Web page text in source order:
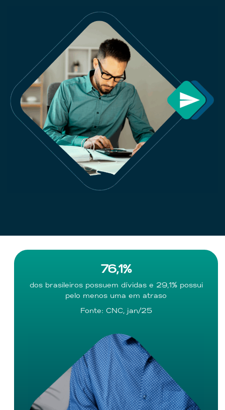
76,1%
dos brasileiros possuem dívidas e 29,1% possui
pelo menos uma em atraso
Fonte: CNC, jan/25